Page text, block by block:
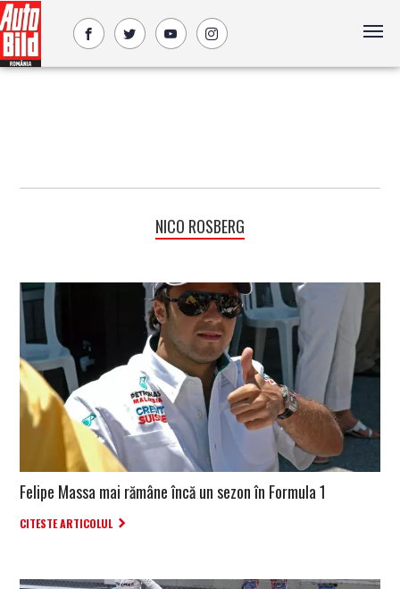
NICO ROSBERG
Felipe Massa mai rămâne încă un sezon în Formula 1
CITESTE ARTICOLUL